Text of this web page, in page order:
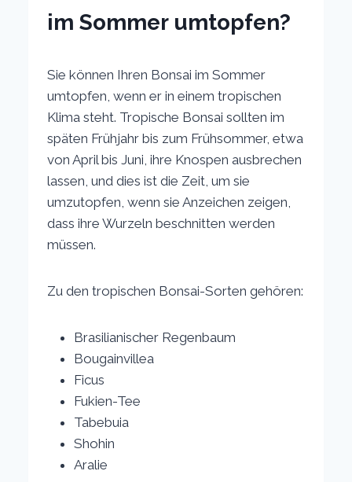
im Sommer umtopfen?
Sie können Ihren Bonsai im Sommer
umtopfen, wenn er in einem tropischen
Klima steht. Tropische Bonsai sollten im
späten Frühjahr bis zum Frühsommer, etwa
von April bis Juni, ihre Knospen ausbrechen
lassen, und dies ist die Zeit, um sie
umzutopfen, wenn sie Anzeichen zeigen,
dass ihre Wurzeln beschnitten werden
müssen.
Zu den tropischen Bonsai-Sorten gehören:
Brasilianischer Regenbaum
Bougainvillea
Ficus
Fukien-Tee
Tabebuia
Shohin
Aralie